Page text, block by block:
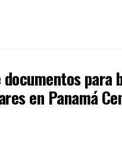
para
en Panamá